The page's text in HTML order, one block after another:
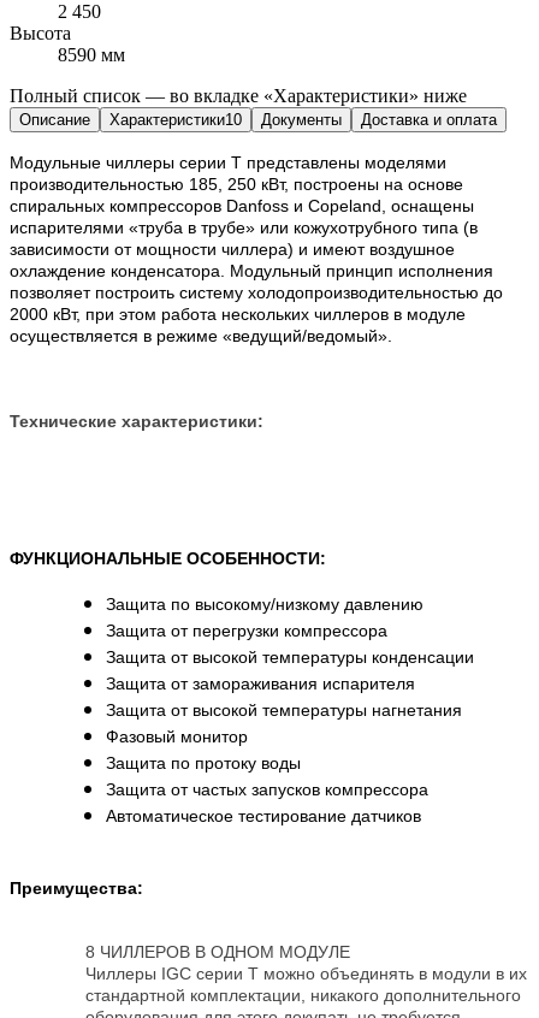
2 450
Высота
8590 мм
Полный список — во вкладке «Характеристики» ниже
Описание Характеристики10 Документы Доставка и оплата
Модульные чиллеры серии Т представлены моделями
производительностью 185, 250 кВт, построены на основе
спиральных компрессоров Danfoss и Copeland, оснащены
испарителями «труба в трубе» или кожухотрубного типа (в
зависимости от мощности чиллера) и имеют воздушное
охлаждение конденсатора. Модульный принцип исполнения
позволяет построить систему холодопроизводительностью до
2000 кВт, при этом работа нескольких чиллеров в модуле
осуществляется в режиме «ведущий/ведомый».
Технические характеристики:
ФУНКЦИОНАЛЬНЫЕ ОСОБЕННОСТИ:
Защита по высокому/низкому давлению
Защита от перегрузки компрессора
Защита от высокой температуры конденсации
Защита от замораживания испарителя
Защита от высокой температуры нагнетания
Фазовый монитор
Защита по протоку воды
Защита от частых запусков компрессора
Автоматическое тестирование датчиков
Преимущества:
8 ЧИЛЛЕРОВ В ОДНОМ МОДУЛЕ
Чиллеры IGC серии Т можно объединять в модули в их
стандартной комплектации, никакого дополнительного